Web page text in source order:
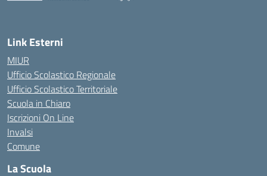
Link Esterni
MIUR
Ufficio Scolastico Regionale
Ufficio Scolastico Territoriale
Scuola in Chiaro
Iscrizioni On Line
Invalsi
Comune
La Scuola